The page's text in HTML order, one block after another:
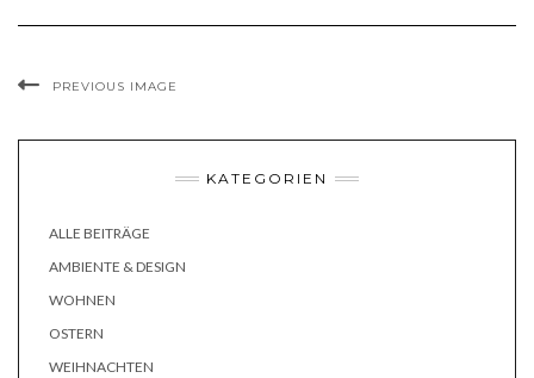
PREVIOUS IMAGE
KATEGORIEN
ALLE BEITRÄGE
AMBIENTE & DESIGN
WOHNEN
OSTERN
WEIHNACHTEN